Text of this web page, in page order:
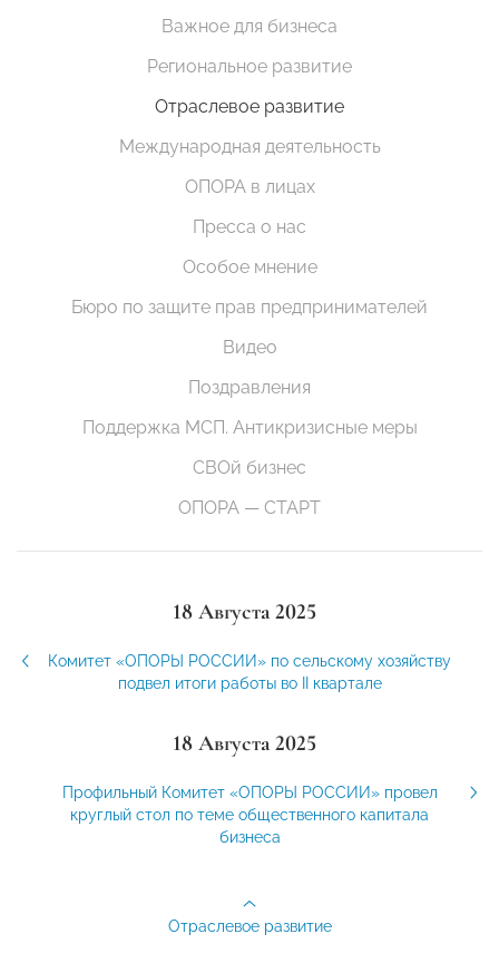
Важное для бизнеса
Региональное развитие
Отраслевое развитие
Международная деятельность
ОПОРА в лицах
Пресса о нас
Особое мнение
Бюро по защите прав предпринимателей
Видео
Поздравления
Поддержка МСП. Антикризисные меры
СВОй бизнес
ОПОРА — СТАРТ
18 Августа 2025
Комитет «ОПОРЫ РОССИИ» по сельскому хозяйству
подвел итоги работы во II квартале
18 Августа 2025
Профильный Комитет «ОПОРЫ РОССИИ» провел
круглый стол по теме общественного капитала
бизнеса
Отраслевое развитие